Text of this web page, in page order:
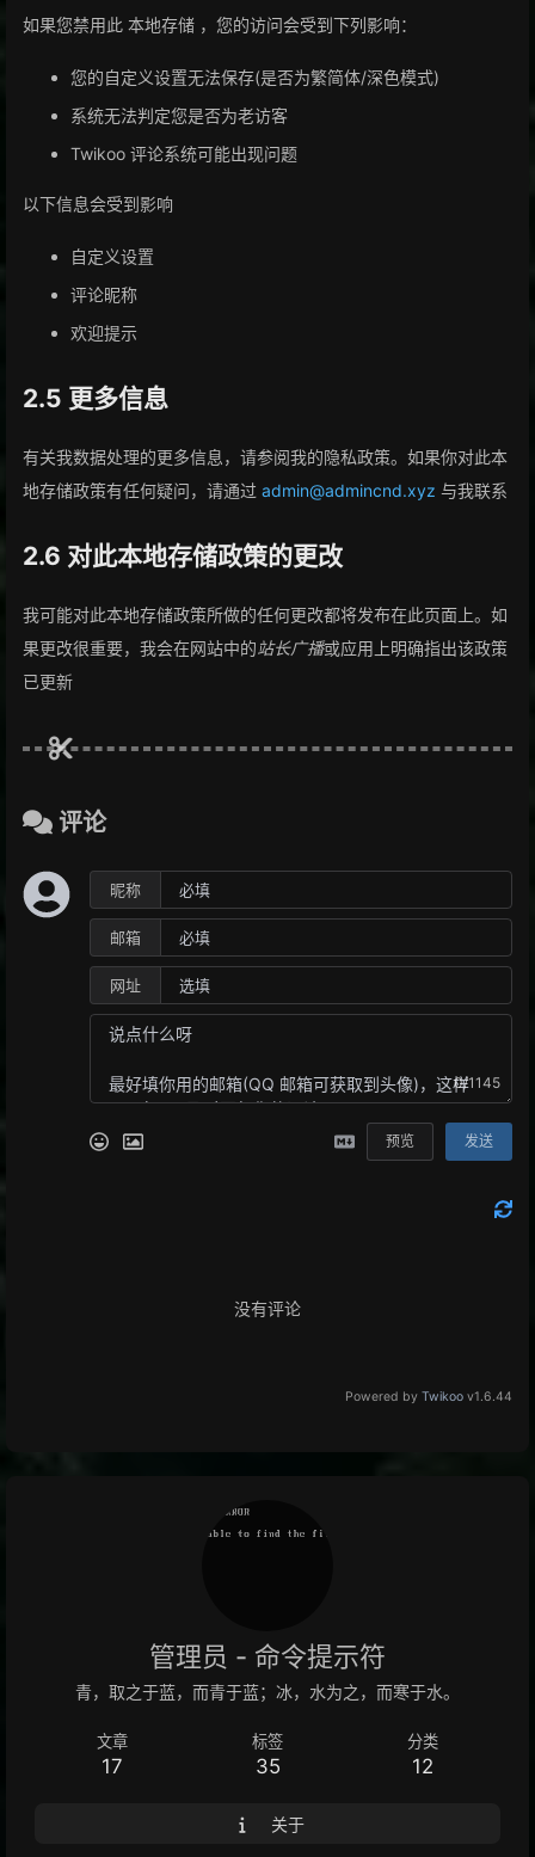
如果您禁用此 本地存储 ，您的访问会受到下列影响：
您的自定义设置无法保存(是否为繁简体/深色模式)
系统无法判定您是否为老访客
Twikoo 评论系统可能出现问题
以下信息会受到影响
自定义设置
评论昵称
欢迎提示
2.5 更多信息
有关我数据处理的更多信息，请参阅我的隐私政策。如果你对此本
地存储政策有任何疑问，请通过 admin@admincnd.xyz 与我联系
2.6 对此本地存储政策的更改
我可能对此本地存储政策所做的任何更改都将发布在此页面上。如
果更改很重要，我会在网站中的站长广播或应用上明确指出该政策
已更新
评论
昵称
邮箱
网址
0/1145
预览 发送
没有评论
Powered by Twikoo v1.6.44
管理员 - 命令提示符
青，取之于蓝，而青于蓝；冰，水为之，而寒于水。
文章
17
标签
35
分类
12
关于